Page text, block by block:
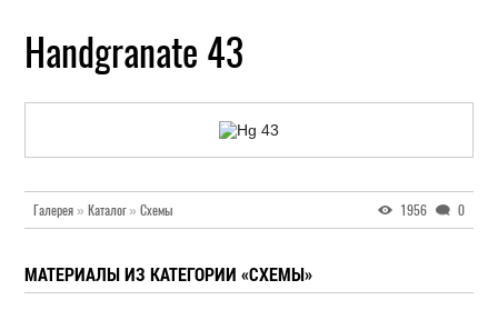
Handgranate 43
Галерея » Каталог» Схемы 1956 0
МАТЕРИАЛЫ ИЗ КАТЕГОРИИ «СХЕМЫ»